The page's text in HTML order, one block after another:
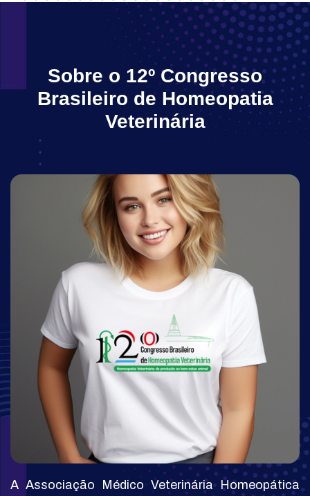
Sobre o 12º Congresso
Brasileiro de Homeopatia
Veterinária
A Associação Médico Veterinária Homeopática